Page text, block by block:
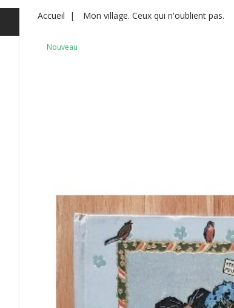
Accueil Mon village. Ceux qui n'oublient pas.
Nouveau